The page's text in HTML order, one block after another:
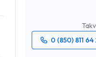
0 (850) 811 64